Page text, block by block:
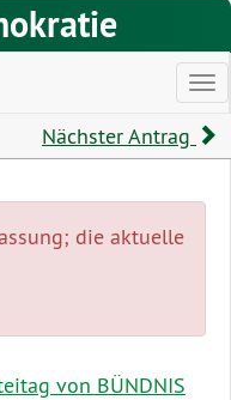
Nächster Antrag
die aktuelle
von BÜNDNIS